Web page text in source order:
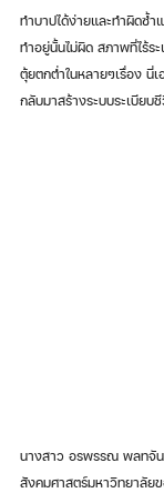
ทำบาปได้ง่ายและทำผิดซ้
ทำอยู่นั้นไม่ผิด สภาพที่ไร้ร
ตุ้ยตกต่ำในหลายๆเรื่อง นี่
กลับมาสร้างระบบระเบียบ
นางสาว อรพรรณ พลทจั
สังคมศาสตร์มหาวิทยาลัย